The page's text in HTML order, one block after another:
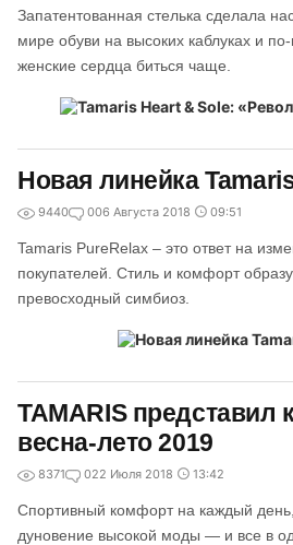
Запатентованная стелька сделала
мире обуви на высоких каблуках и
женские сердца биться чаще.
Новая линейка
9440 006 Августа 2018 09:51
Tamaris PureRelax – это ответ на
покупателей. Cтиль и комфорт
превосходный симбиоз.
TAMARIS представил
весна-лето 2019
8371 022 Июля 2018 13:42
Спортивный комфорт на каждый день,
дуновение высокой моды — и все в